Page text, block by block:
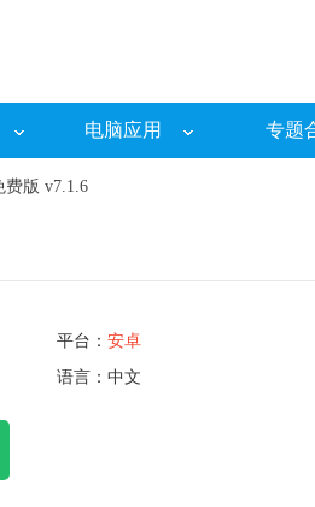
电脑应用 专题
版 v7.1.6
平台： 安卓
语言：中文